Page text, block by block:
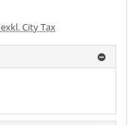
exkl. City Tax